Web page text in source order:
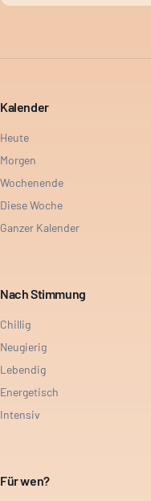
Kalender
Heute
Morgen
Wochenende
Diese Woche
Ganzer Kalender
Nach Stimmung
Chillig
Neugierig
Lebendig
Energetisch
Intensiv
Für wen?